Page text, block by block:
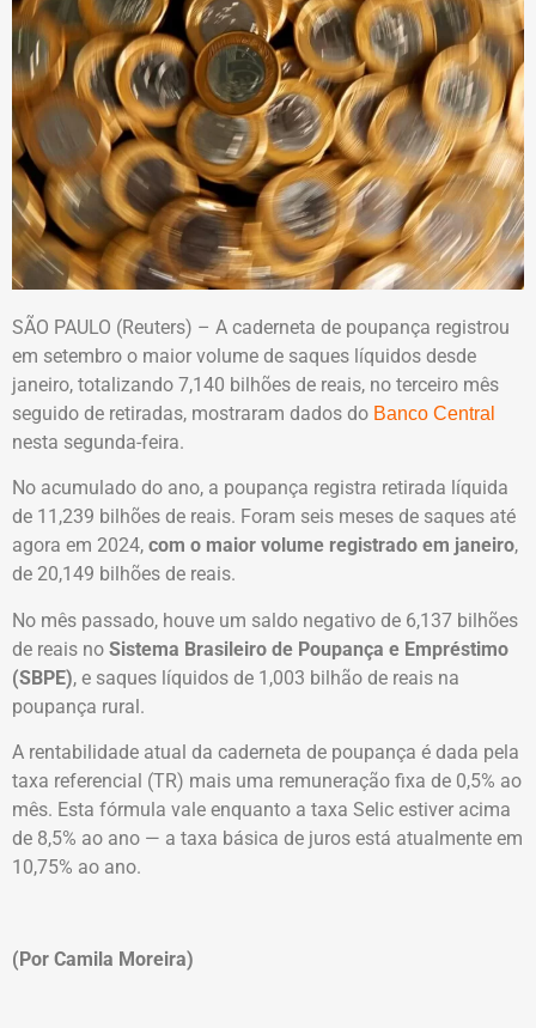
SÃO PAULO (Reuters) – A caderneta de poupança registrou
em setembro o maior volume de saques líquidos desde
janeiro, totalizando 7,140 bilhões de reais, no terceiro mês
seguido de retiradas, mostraram dados do Banco Central
nesta segunda-feira.
No acumulado do ano, a poupança registra retirada líquida
de 11,239 bilhões de reais. Foram seis meses de saques até
agora em 2024, com o maior volume registrado em janeiro,
de 20,149 bilhões de reais.
No mês passado, houve um saldo negativo de 6,137 bilhões
de reais no Sistema Brasileiro de Poupança e Empréstimo
(SBPE), e saques líquidos de 1,003 bilhão de reais na
poupança rural.
A rentabilidade atual da caderneta de poupança é dada pela
taxa referencial (TR) mais uma remuneração fixa de 0,5% ao
mês. Esta fórmula vale enquanto a taxa Selic estiver acima
de 8,5% ao ano — a taxa básica de juros está atualmente em
10,75% ao ano.
(Por Camila Moreira)